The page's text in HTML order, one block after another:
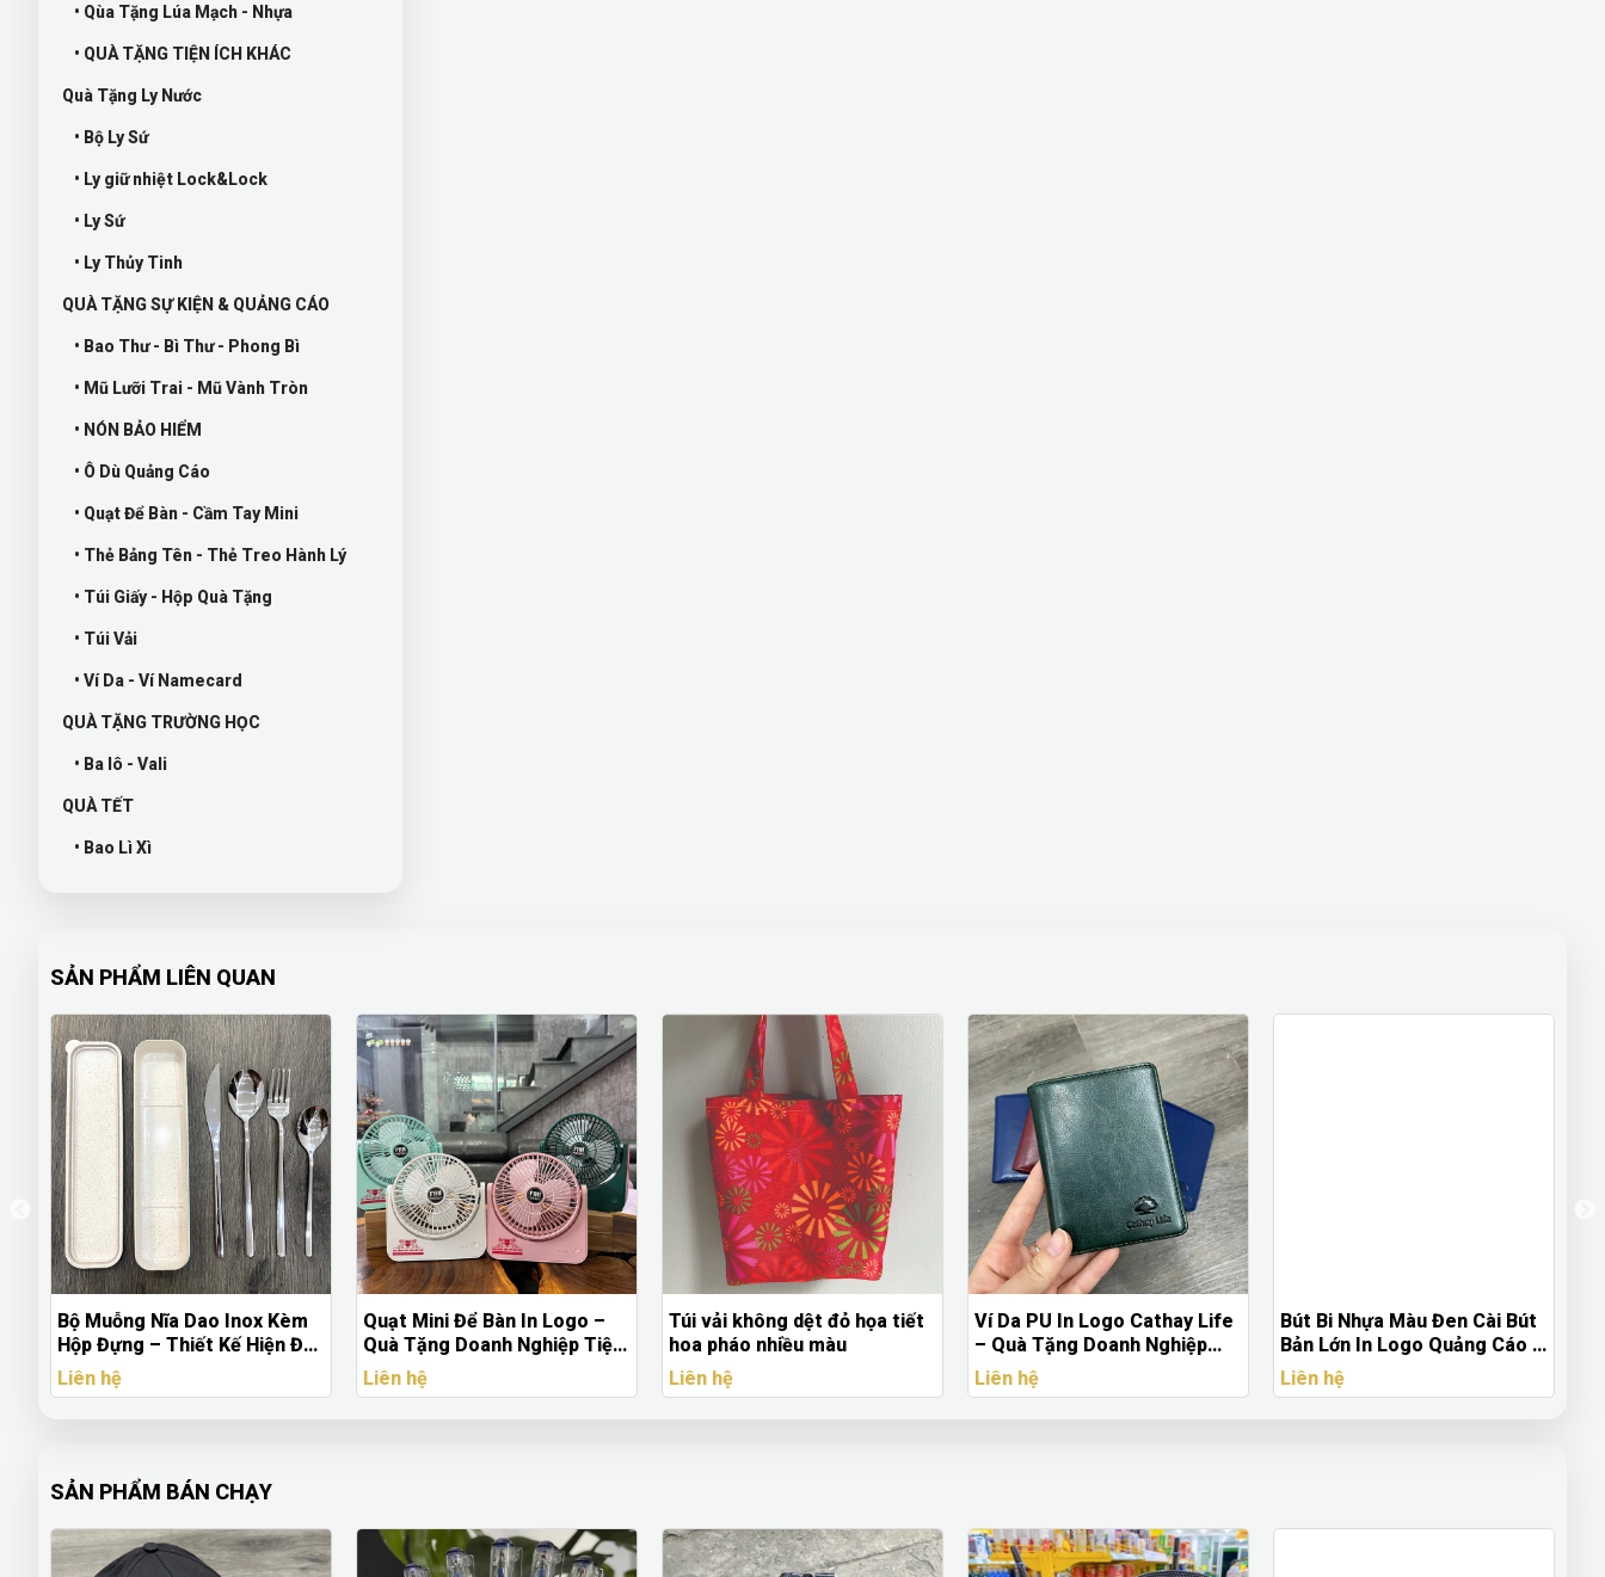
• Qùa Tặng Lúa Mạch - Nhựa
• QUÀ TẶNG TIỆN ÍCH KHÁC
Quà Tặng Ly Nước
• Bộ Ly Sứ
• Ly giữ nhiệt Lock&Lock
• Ly Sứ
• Ly Thủy Tinh
QUÀ TẶNG SỰ KIỆN & QUẢNG CÁO
• Bao Thư - Bì Thư - Phong Bì
• Mũ Lưỡi Trai - Mũ Vành Tròn
• NÓN BẢO HIỂM
• Ô Dù Quảng Cáo
• Quạt Để Bàn - Cầm Tay Mini
• Thẻ Bảng Tên - Thẻ Treo Hành Lý
• Túi Giấy - Hộp Quà Tặng
• Túi Vải
• Ví Da - Ví Namecard
QUÀ TẶNG TRƯỜNG HỌC
• Ba lô - Vali
QUÀ TẾT
• Bao Lì Xì
SẢN PHẨM LIÊN QUAN
Bộ Muỗng Nĩa Dao Inox Kèm
Hộp Đựng – Thiết Kế Hiện Đại,
An Toàn, In/Khắc Logo Theo
Yêu Cầu
Liên hệ
Quạt Mini Để Bàn In Logo –
Quà Tặng Doanh Nghiệp Tiện
Ích
Liên hệ
Túi vải không dệt đỏ họa tiết
hoa pháo nhiều màu
Liên hệ
Ví Da PU In Logo Cathay Life
– Quà Tặng Doanh Nghiệp
Cao Cấp
Liên hệ
Bút Bi Nhựa Màu Đen Cài Bút
Bản Lớn In Logo Quảng Cáo -
Quà Tặng Quảng Bá Thương
Hiệu
Liên hệ
SẢN PHẨM BÁN CHẠY